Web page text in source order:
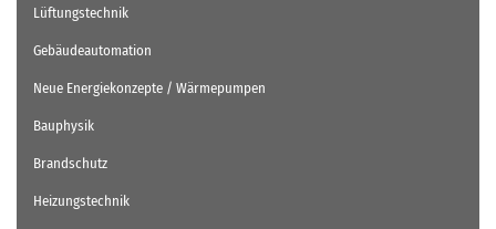
Lüftungstechnik
Gebäudeautomation
Neue Energiekonzepte / Wärmepumpen
Bauphysik
Brandschutz
Heizungstechnik